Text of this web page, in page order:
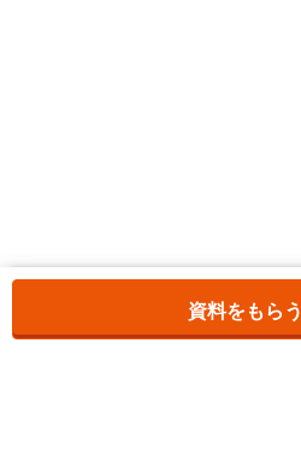
お気に入りに追加しました。
資料をもらう